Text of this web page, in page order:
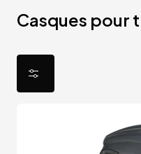
Casques